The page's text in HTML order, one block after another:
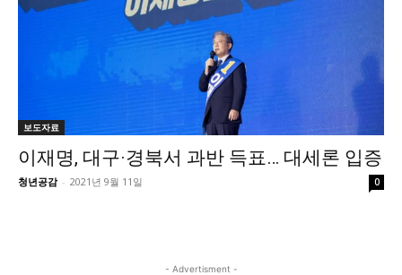
산업·금융
문화일반
전통문화
보도자료
이재명, 대구·경북서 과반 득표… 대세론 입증
청년공감 - 2021년 9월 11일 0
- Advertisment -